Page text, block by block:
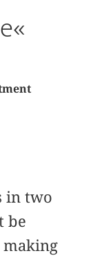
in two
be